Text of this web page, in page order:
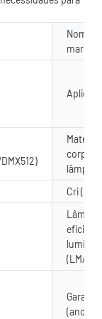
Nome
marca
corpo
Cri (ra>)
(LM/W)
Garantia
(ano)